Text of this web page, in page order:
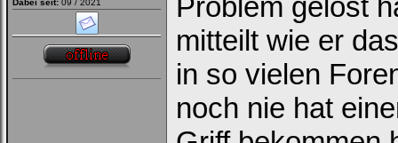
mitteilt wie er
in so vielen
noch nie hat